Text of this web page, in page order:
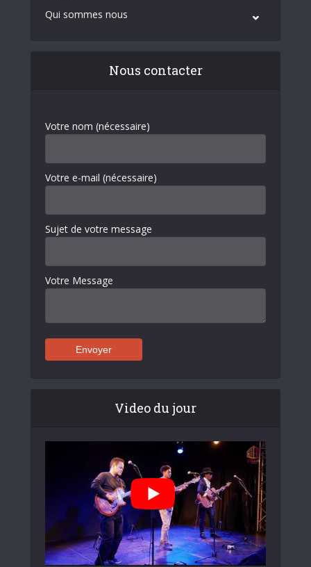
Qui sommes nous
Nous contacter
Votre nom (nécessaire)
Votre e-mail (nécessaire)
Sujet de votre message
Votre Message
Video du jour